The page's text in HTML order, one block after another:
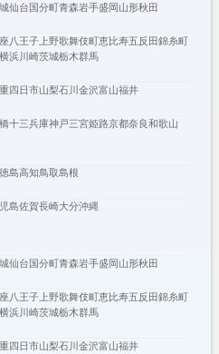
仙台 国分町青森岩手盛岡山形秋田
八王子上野歌舞伎町恵比寿五反田錦糸町
横浜川崎茨城栃木群馬
四日市山梨石川 金沢富山福井
十三兵庫神戸三宮姫路京都奈良和歌山
徳島高知鳥取島根
島佐賀長崎大分沖縄
仙台 国分町青森岩手盛岡山形秋田
八王子上野歌舞伎町恵比寿五反田錦糸町
横浜川崎茨城栃木群馬
四日市山梨石川 金沢富山福井